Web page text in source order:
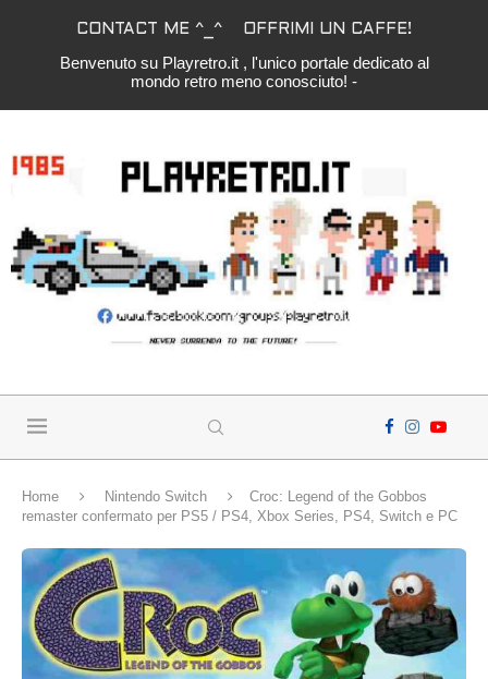
CONTACT ME ^_^ OFFRIMI UN CAFFE!
Benvenuto su Playretro.it , l'unico portale dedicato al
mondo retro meno conosciuto! -
Home Nintendo Switch
Croc: Legend of the Gobbos
remaster confermato per PS5 / PS4, Xbox Series, PS4, Switch e PC